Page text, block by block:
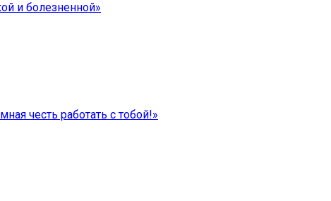
и болезненной»
честь работать с тобой!»